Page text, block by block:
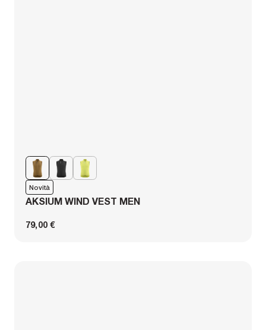
Novità
AKSIUM WIND VEST MEN
79,00 €